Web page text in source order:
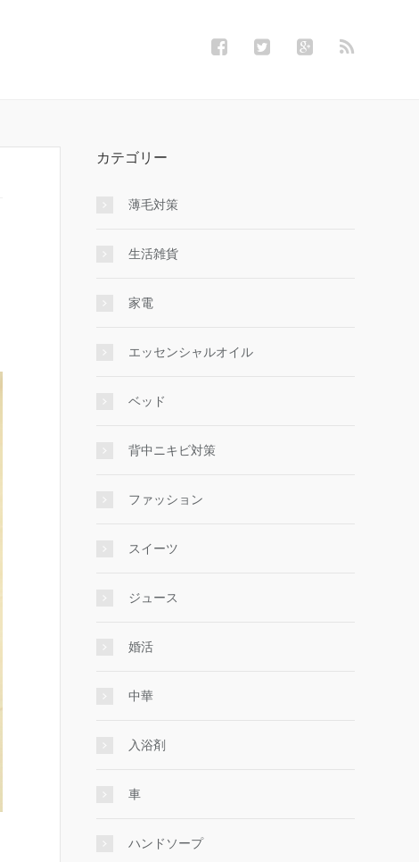
カテゴリー
薄毛対策
生活雑貨
家電
エッセンシャルオイル
ベッド
背中ニキビ対策
ファッション
スイーツ
ジュース
婚活
中華
入浴剤
車
ハンドソープ